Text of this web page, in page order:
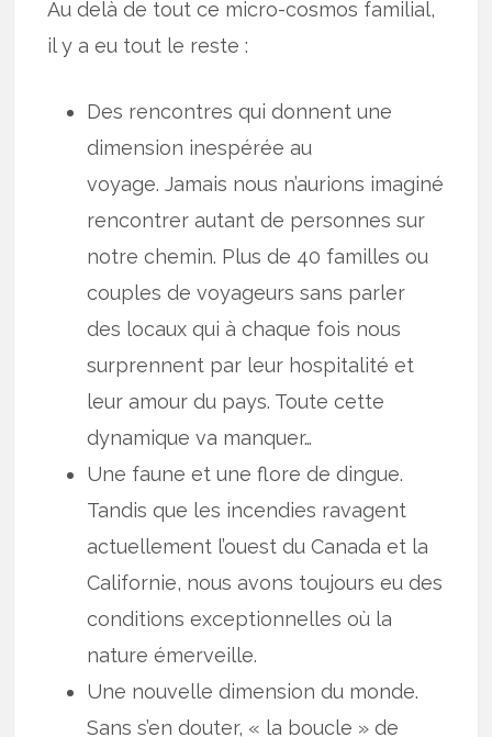
Au delà de tout ce micro-cosmos familial,
il y a eu tout le reste :
Des rencontres qui donnent une
dimension inespérée au
voyage. Jamais nous n’aurions imaginé
rencontrer autant de personnes sur
notre chemin. Plus de 40 familles ou
couples de voyageurs sans parler
des locaux qui à chaque fois nous
surprennent par leur hospitalité et
leur amour du pays. Toute cette
dynamique va manquer…
Une faune et une flore de dingue.
Tandis que les incendies ravagent
actuellement l’ouest du Canada et la
Californie, nous avons toujours eu des
conditions exceptionnelles où la
nature émerveille.
Une nouvelle dimension du monde.
Sans s’en douter, « la boucle » de